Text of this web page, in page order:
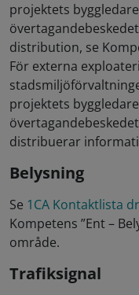
projektets
distribution, se
För externa
projektets
distribuerar
Belysning
Se 1CA Kontaktlista
Kompetens ”Ent –
område.
Trafiksignal